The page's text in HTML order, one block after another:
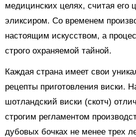
медицинских целях, считая его
эликсиром. Со временем
настоящим искусством, а
строго охраняемой тайной.
Каждая страна имеет свои
рецепты приготовления виски.
шотландский виски (скотч)
строгим регламентом
дубовых бочках не менее трех